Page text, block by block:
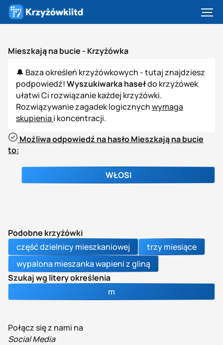
Mieszkają na bucie - Krzyżówka
🔔 Baza określeń krzyżówkowych - tutaj znajdziesz
podpowiedź!Wyszukiwarka hasełdo krzyżówek
ułatwi Ci rozwiązanie każdej krzyżówki.
Rozwiązywanie zagadek logicznychwymaga
skupienia i koncentracji.
Możliwa odpowiedź na hasło Mieszkają na bucie
to:
WŁOSI
Podobne krzyżówki
część dzielnicy mieszkaniowej
trzy miesiące
wypalona mieszanka wapieni z gliną
Szukaj wg litery określenia
m
Połącz się z nami na
Social Media